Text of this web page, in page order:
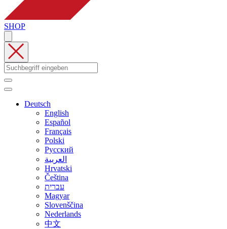
SHOP
Deutsch
English
Español
Français
Polski
Русский
العربية
Hrvatski
Čeština
עברית
Magyar
Slovenščina
Nederlands
中文